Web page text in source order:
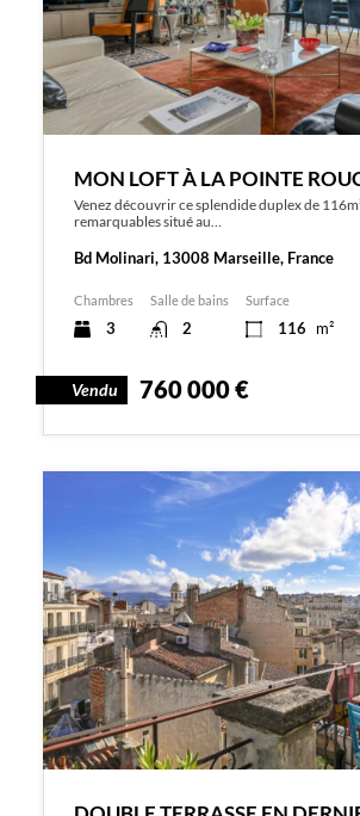
MON LOFT À LA POINTE
Venez découvrir ce splendide duplex de
remarquables situé au…
Bd Molinari, 13008 Marseille, France
Chambres
3
Salle de bains
2
Surface
116 m²
Vendu 760 000 €